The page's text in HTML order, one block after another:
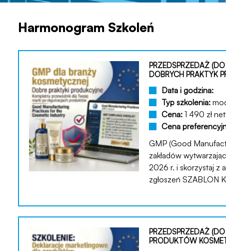
Harmonogram Szkoleń
PRZEDSPRZEDAŻ
DOBRYCH PRAKTYK
Data i godzina:
Typ szkolenia:
Cena: 1 490 zł
Cena
GMP (Good
zakładów
2026 r. i skorzystaj z
zgłoszeń SZABLON
PRZEDSPRZEDAŻ
PRODUKTÓW